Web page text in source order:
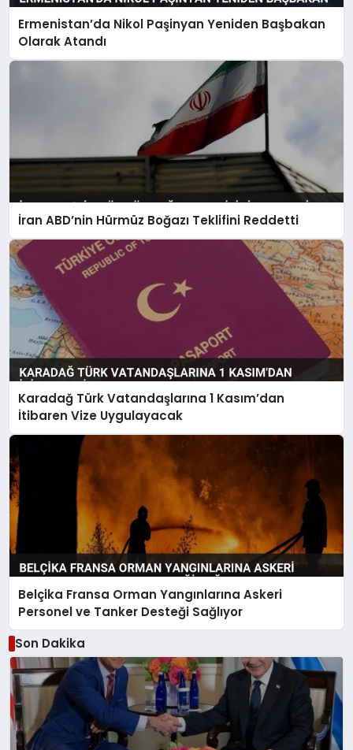
Ermenistan’da Nikol Paşinyan Yeniden Başbakan
Olarak Atandı
İran ABD’nin Hürmüz Boğazı Teklifini Reddetti
Karadağ Türk Vatandaşlarına 1 Kasım’dan
İtibaren Vize Uygulayacak
Belçika Fransa Orman Yangınlarına Askeri
Personel ve Tanker Desteği Sağlıyor
Son Dakika